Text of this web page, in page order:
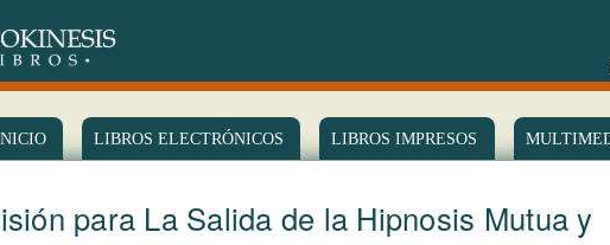
LIBROS ELECTRÓNICOS LIBROS IMPRESOS
para La Salida de la Hipnosis Mutua y